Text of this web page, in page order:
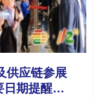
供应链参展
期提醒与